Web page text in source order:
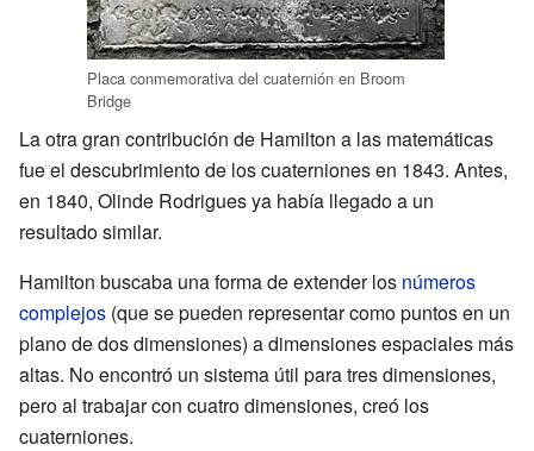
Placa conmemorativa del cuaternión en Broom
Bridge
La otra gran contribución de Hamilton a las matemáticas
fue el descubrimiento de los cuaterniones en 1843. Antes,
en 1840, Olinde Rodrigues ya había llegado a un
resultado similar.
Hamilton buscaba una forma de extender los números
complejos (que se pueden representar como puntos en un
plano de dos dimensiones) a dimensiones espaciales más
altas. No encontró un sistema útil para tres dimensiones,
pero al trabajar con cuatro dimensiones, creó los
cuaterniones.